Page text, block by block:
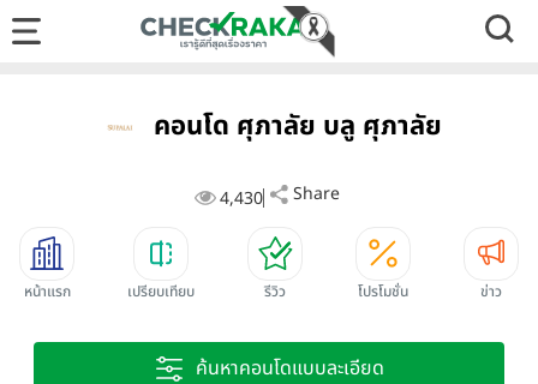
คอนโด ศุภาลัย บลู ศุภาลัย
4,430 Share
หน้าแรก เปรียบเทียบ รีวิว โปรโมชั่น ข่าว
ค้นหาคอนโดแบบละเอียด